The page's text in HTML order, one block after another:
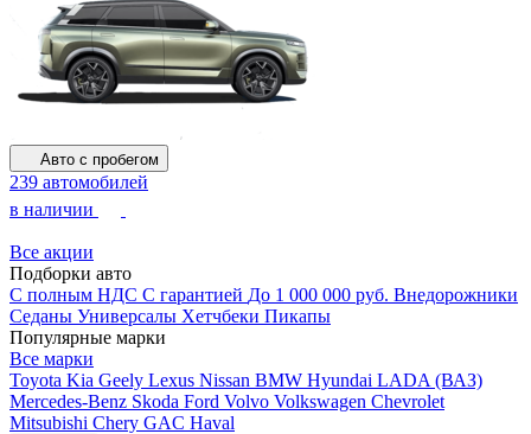
Авто с пробегом
239 автомобилей
в наличии
Все акции
Подборки авто
С полным НДС С гарантией До 1 000 000 руб. Внедорожники
Седаны Универсалы Хетчбеки Пикапы
Популярные марки
Все марки
Toyota Kia Geely Lexus Nissan BMW Hyundai LADA (ВАЗ)
Mercedes-Benz Skoda Ford Volvo Volkswagen Chevrolet
Mitsubishi Chery GAC Haval